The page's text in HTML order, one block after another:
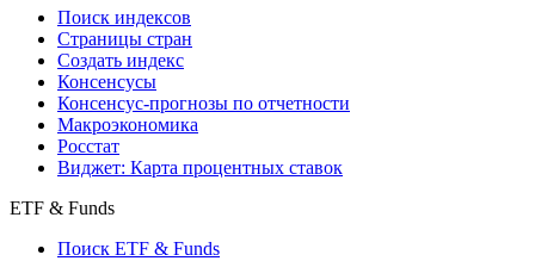
Поиск кредитов
Индексы
Поиск индексов
Страницы стран
Создать индекс
Консенсусы
Консенсус-прогнозы по отчетности
Макроэкономика
Виджет: Карта процентных ставок